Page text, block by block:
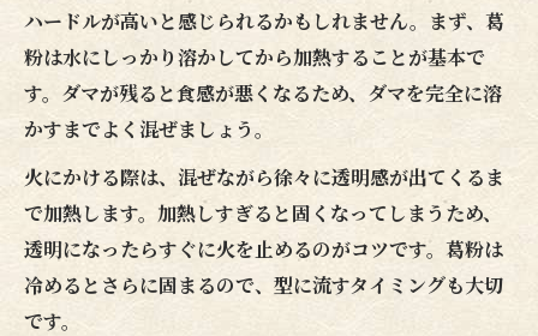
ハードルが高いと感じられるかもしれません。まず、葛
粉は水にしっかり溶かしてから加熱することが基本で
す。ダマが残ると食感が悪くなるため、ダマを完全に溶
かすまでよく混ぜましょう。
火にかける際は、混ぜながら徐々に透明感が出てくるま
で加熱します。加熱しすぎると固くなってしまうため、
透明になったらすぐに火を止めるのがコツです。葛粉は
冷めるとさらに固まるので、型に流すタイミングも大切
です。